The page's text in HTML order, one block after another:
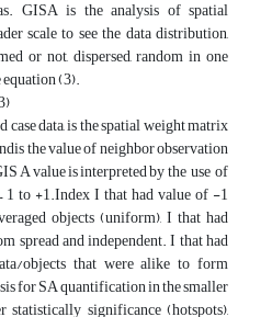
GISA is the analysis of spatial
scale to see the data distribution,
or not, dispersed, random in one
(3).
data, is the spatial weight matrix
the value of neighbor observation
A value is interpreted by the use of
1 to +1.Index I that had value of -1
objects (uniform), I that had
spread and independent. I that had
objects that were alike to form
for SA quantification in the smaller
statistically significance (hotspots),